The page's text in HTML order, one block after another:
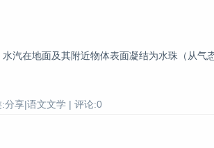
汽在地面及其附近物体表面凝结为水珠（从气
分享|语文文学 | 评论:0